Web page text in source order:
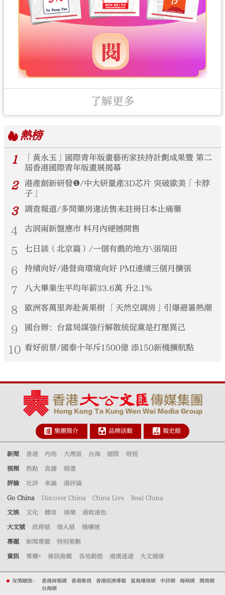
了解更多
熱榜
1
「黃永玉」國際青年版畫藝術家扶持計劃成果豐 第二
屆香港國際青年版畫展揭幕
2
港產創新研發❶/中大研量產3D芯片 突破歐美「卡脖
子」
3 調查報道/多間藥房違法售未註冊日本止痛藥
4 古洞兩新盤應市 料月內硬撼開售
5 七日談（北京篇）/一個有戲的地方\張瑞田
6 持續向好/港營商環境向好 PMI連續三個月擴張
7 八大畢業生平均年薪33.6萬 升2.1%
8 歐洲客萬里奔赴黃果樹 「天然空調房」引爆避暑熱潮
9 國台辦：台當局謀強行解散統促黨是打壓異己
10 看好前景/國泰十年斥1500億 添150新機擴航點
集團簡介 品牌活動 報史館
新聞 香港 內地 大灣區 台海 國際 財經
視頻 熱點 直播 精選
評論 社評 來論 港評論
Go China Discover China China Live Real China
文娛 文化 體育 娛樂 港飲港色
大文號 政務號 個人號 機構號
專題 新聞專題 特別策劃
資訊 專欄+ 資訊推薦 各地動態 港澳速遞 大文健康
友情鏈接： 香港商報網 香港衛視 香港經濟導報 星島環球網 中評網 海峽網
閩南網
台海網